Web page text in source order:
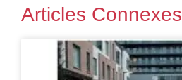
Articles Connexes